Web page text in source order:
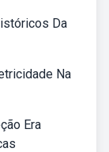
Da
Na
Era